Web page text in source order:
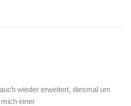
wieder erweitert, diesmal um
einer